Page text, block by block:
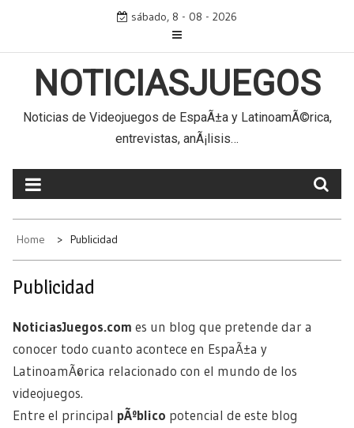
sábado, 8 - 08 - 2026
NOTICIASJUEGOS
Noticias de Videojuegos de EspaÃ±a y LatinoamÃ©rica,
entrevistas, anÃ¡lisis…
Home Publicidad
Publicidad
NoticiasJuegos.com es un blog que pretende dar a
conocer todo cuanto acontece en EspaÃ±a y
LatinoamÃ©rica relacionado con el mundo de los
videojuegos.
Entre el principal pÃºblico potencial de este blog